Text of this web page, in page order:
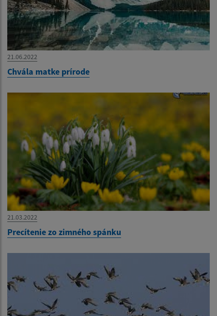
21.06.2022
Chvála matke prírode
21.03.2022
Precítenie zo zimného spánku